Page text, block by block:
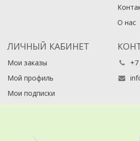
О нас
ЛИЧНЫЙ КАБИНЕТ
Мои заказы
Мой профиль
Мои подписки